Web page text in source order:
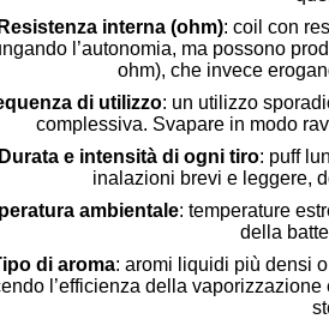
Resistenza interna (ohm): coil con
l’autonomia, ma possono
ohm), che invece
di utilizzo: un utilizzo
complessiva. Svapare in modo
Durata e intensità di ogni tiro: puff
inalazioni brevi e leggere,
ambientale: temperature
della
di aroma: aromi liquidi più densi
l’efficienza della